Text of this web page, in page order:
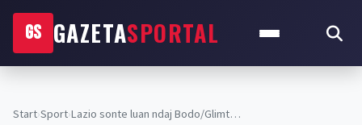
GS GAZETASPORTAL
Start›Sport›Lazio sonte luan ndaj Bodo/Glimt…